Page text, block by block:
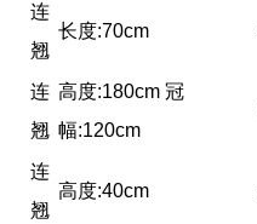
连
翘
长度:70cm
连
翘
高度:180cm 冠
幅:120cm
连
翘
高度:40cm